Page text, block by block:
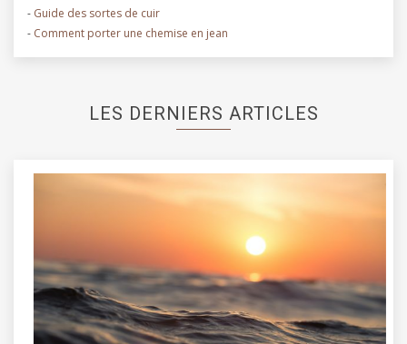
- Guide des sortes de cuir
- Comment porter une chemise en jean
LES DERNIERS ARTICLES